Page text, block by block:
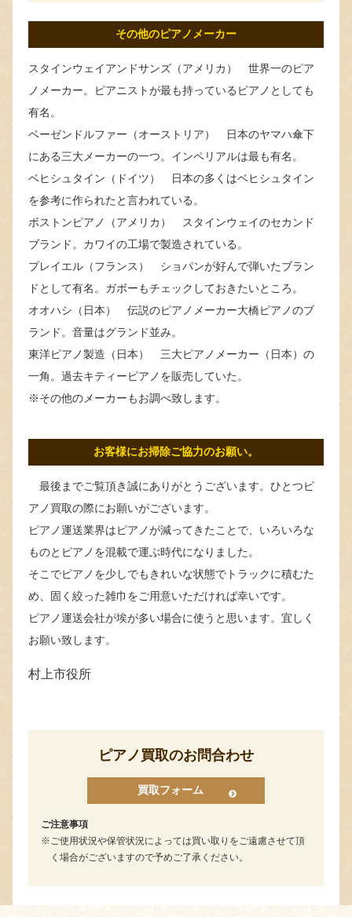
その他のピアノメーカー
スタインウェイアンドサンズ（アメリカ） 世界一のピア
ノメーカー。ピアニストが最も持っているピアノとしても
有名。
ベーゼンドルファー（オーストリア） 日本のヤマハ傘下
にある三大メーカーの一つ。インペリアルは最も有名。
ベヒシュタイン（ドイツ） 日本の多くはベヒシュタイン
を参考に作られたと言われている。
ボストンピアノ（アメリカ） スタインウェイのセカンド
ブランド。カワイの工場で製造されている。
プレイエル（フランス） ショパンが好んで弾いたブラン
ドとして有名。ガボーもチェックしておきたいところ。
オオハシ（日本） 伝説のピアノメーカー大橋ピアノのブ
ランド。音量はグランド並み。
東洋ピアノ製造（日本） 三大ピアノメーカー（日本）の
一角。過去キティーピアノを販売していた。
※その他のメーカーもお調べ致します。
お客様にお掃除ご協力のお願い。
最後までご覧頂き誠にありがとうございます。ひとつピ
アノ買取の際にお願いがございます。
ピアノ運送業界はピアノが減ってきたことで、いろいろな
ものとピアノを混載で運ぶ時代になりました。
そこでピアノを少しでもきれいな状態でトラックに積むた
め、固く絞った雑巾をご用意いただければ幸いです。
ピアノ運送会社が埃が多い場合に使うと思います。宜しく
お願い致します。
村上市役所
ピアノ買取のお問合わせ
買取フォーム
ご注意事項
ご使用状況や保管状況によっては買い取りをご遠慮させて頂
く場合がございますので予めご了承ください。